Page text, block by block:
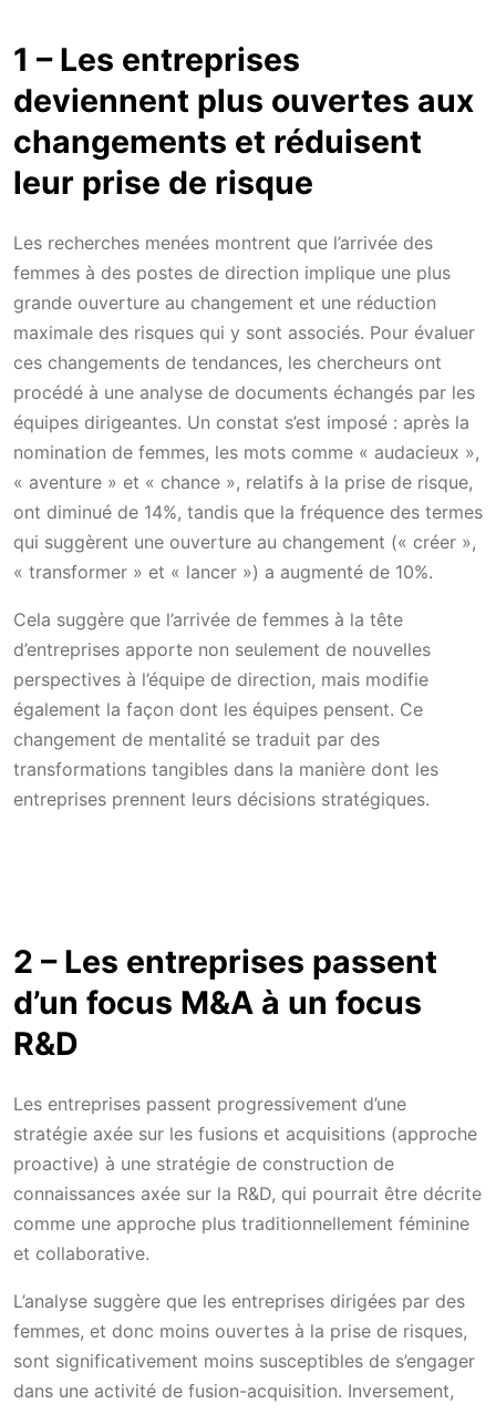
1 – Les entreprises
deviennent plus ouvertes aux
changements et réduisent
leur prise de risque
Les recherches menées montrent que l’arrivée des
femmes à des postes de direction implique une plus
grande ouverture au changement et une réduction
maximale des risques qui y sont associés. Pour évaluer
ces changements de tendances, les chercheurs ont
procédé à une analyse de documents échangés par les
équipes dirigeantes. Un constat s’est imposé : après la
nomination de femmes, les mots comme « audacieux »,
« aventure » et « chance », relatifs à la prise de risque,
ont diminué de 14%, tandis que la fréquence des termes
qui suggèrent une ouverture au changement (« créer »,
« transformer » et « lancer ») a augmenté de 10%.
Cela suggère que l’arrivée de femmes à la tête
d’entreprises apporte non seulement de nouvelles
perspectives à l’équipe de direction, mais modifie
également la façon dont les équipes pensent. Ce
changement de mentalité se traduit par des
transformations tangibles dans la manière dont les
entreprises prennent leurs décisions stratégiques.
2 – Les entreprises passent
d’un focus M&A à un focus
R&D
Les entreprises passent progressivement d’une
stratégie axée sur les fusions et acquisitions (approche
proactive) à une stratégie de construction de
connaissances axée sur la R&D, qui pourrait être décrite
comme une approche plus traditionnellement féminine
et collaborative.
L’analyse suggère que les entreprises dirigées par des
femmes, et donc moins ouvertes à la prise de risques,
sont significativement moins susceptibles de s’engager
dans une activité de fusion-acquisition. Inversement,